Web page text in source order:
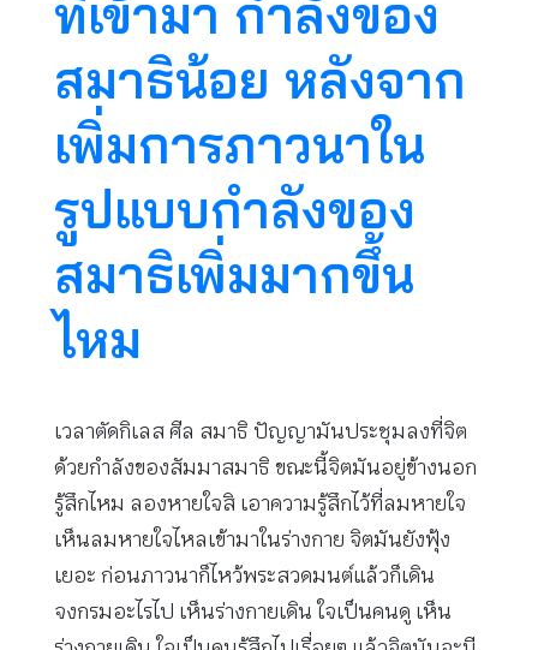
ที่เข้ามา กำลังของ
สมาธิน้อย หลังจาก
เพิ่มการภาวนาใน
รูปแบบกำลังของ
สมาธิเพิ่มมากขึ้น
ไหม
เวลาตัดกิเลส ศีล สมาธิ ปัญญามันประชุมลงที่จิต
ด้วยกำลังของสัมมาสมาธิ ขณะนี้จิตมันอยู่ข้างนอก
รู้สึกไหม ลองหายใจสิ เอาความรู้สึกไว้ที่ลมหายใจ
เห็นลมหายใจไหลเข้ามาในร่างกาย จิตมันยังฟุ้ง
เยอะ ก่อนภาวนาก็ไหว้พระสวดมนต์แล้วก็เดิน
จงกรมอะไรไป เห็นร่างกายเดิน ใจเป็นคนดู เห็น